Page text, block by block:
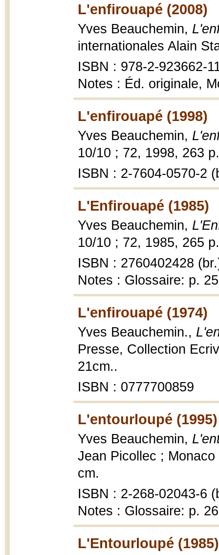
L'enfirouapé (2008)
Yves Beauchemin,
internationales Alain
ISBN : 978-2-923662-
Notes : Éd. originale,
L'enfirouapé (1998)
Yves Beauchemin,
10/10 ; 72, 1998, 263
ISBN : 2-7604-0570-2
L'Enfirouapé (1985)
Yves Beauchemin,
10/10 ; 72, 1985, 265
ISBN : 2760402428
Notes : Glossaire: p.
L'enfirouapé (1974)
Yves Beauchemin.,
Presse, Collection
21cm..
ISBN : 0777700859
L'entourloupé (1995)
Yves Beauchemin,
Jean Picollec ;
cm.
ISBN : 2-268-02043-6
Notes : Glossaire: p.
L'Entourloupé (1985)